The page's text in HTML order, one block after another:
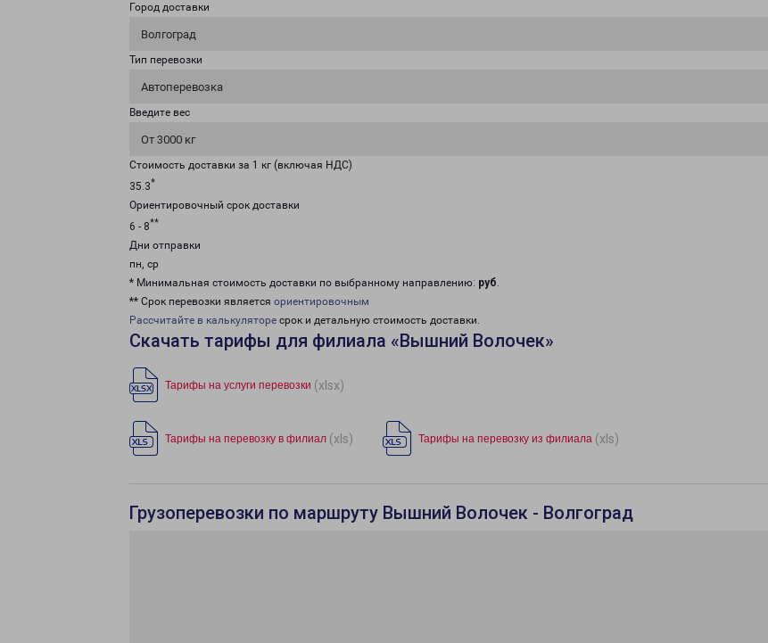
Город доставки
Волгоград
Тип перевозки
Автоперевозка
Введите вес
От 3000 кг
Стоимость доставки за 1 кг (включая НДС)
35.3*
Ориентировочный срок доставки
6 - 8**
Дни отправки
пн, ср
* Минимальная стоимость доставки по выбранному направлению: руб.
** Срок перевозки является ориентировочным
Рассчитайте в калькуляторе срок и детальную стоимость доставки.
Скачать тарифы для филиала «Вышний Волочек»
Тарифы на услуги перевозки (xlsx)
Тарифы на перевозку в филиал (xls) Тарифы на перевозку из филиала (xls)
Грузоперевозки по маршруту Вышний Волочек - Волгоград